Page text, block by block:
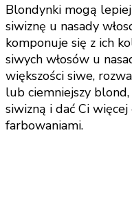
Blondynki mogą
siwiznę u nasady
komponuje się z ich
siwych włosów u
większości siwe,
lub ciemniejszy blond,
siwizną i dać Ci
farbowaniami.